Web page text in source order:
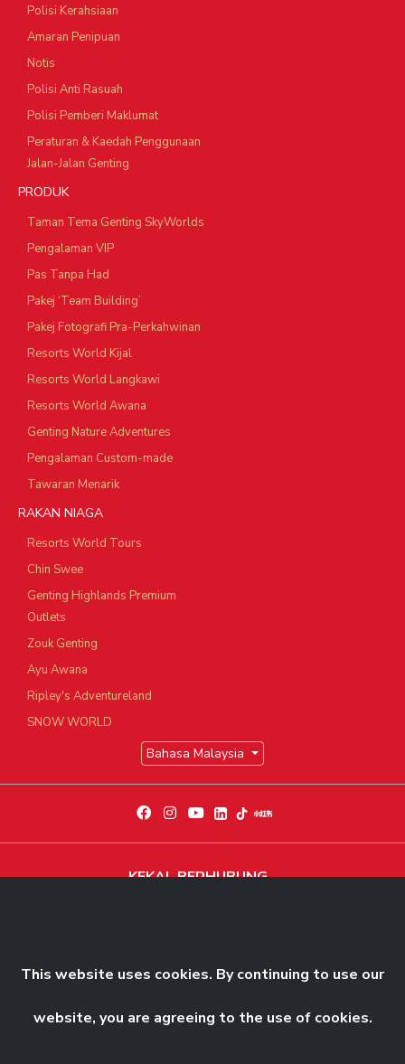
Polisi Kerahsiaan
Amaran Penipuan
Notis
Polisi Anti Rasuah
Polisi Pemberi Maklumat
Peraturan & Kaedah Penggunaan
Jalan-Jalan Genting
PRODUK
Taman Tema Genting SkyWorlds
Pengalaman VIP
Pas Tanpa Had
Pakej ‘Team Building’
Pakej Fotografi Pra-Perkahwinan
Resorts World Kijal
Resorts World Langkawi
Resorts World Awana
Genting Nature Adventures
Pengalaman Custom-made
Tawaran Menarik
RAKAN NIAGA
Resorts World Tours
Chin Swee
Genting Highlands Premium
Outlets
Zouk Genting
Ayu Awana
Ripley's Adventureland
SNOW WORLD
Bahasa Malaysia
KEKAL BERHUBUNG
This website uses cookies. By continuing to use our
website, you are agreeing to the use of cookies.